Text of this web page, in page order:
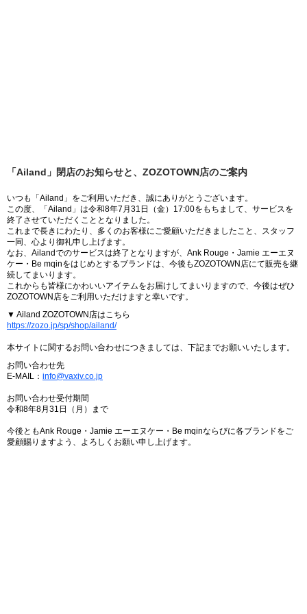
「Ailand」閉店のお知らせと、ZOZOTOWN店のご案内
いつも「Ailand」をご利用いただき、誠にありがとうございます。
この度、「Ailand」は令和8年7月31日（金）17:00をもちまして、サービスを
終了させていただくこととなりました。
これまで長きにわたり、多くのお客様にご愛顧いただきましたこと、スタッフ
一同、心より御礼申し上げます。
なお、Ailandでのサービスは終了となりますが、Ank Rouge・Jamie エーエヌ
ケー・Be mqinをはじめとするブランドは、今後もZOZOTOWN店にて販売を継
続してまいります。
これからも皆様にかわいいアイテムをお届けしてまいりますので、今後はぜひ
ZOZOTOWN店をご利用いただけますと幸いです。
▼ Ailand ZOZOTOWN店はこちら
https://zozo.jp/sp/shop/ailand/
本サイトに関するお問い合わせにつきましては、下記までお願いいたします。
お問い合わせ先
E-MAIL： info@vaxiv.co.jp
お問い合わせ受付期間
令和8年8月31日（月）まで
今後ともAnk Rouge・Jamie エーエヌケー・Be mqinならびに各ブランドをご
愛顧賜りますよう、よろしくお願い申し上げます。